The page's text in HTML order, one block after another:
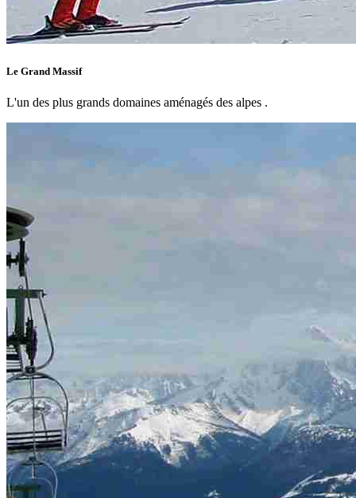
Le Grand Massif
L'un des plus grands domaines aménagés des alpes .